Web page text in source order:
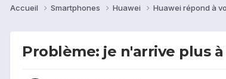
Accueil Smartphones Huawei Huawei répond à
Problème: je n'arrive plus